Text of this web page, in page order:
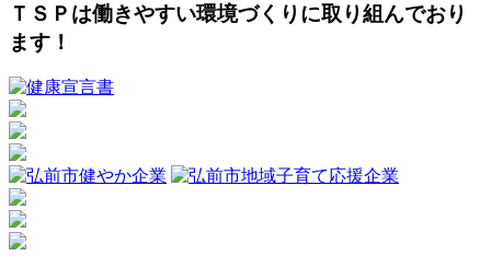
ＴＳＰは働きやすい環境づくりに取り組んでおり
ます！